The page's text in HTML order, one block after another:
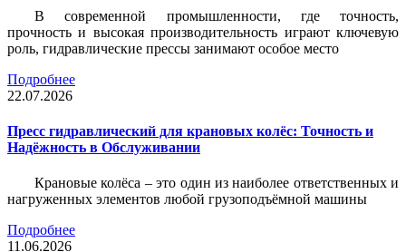
В современной промышленности, где точность,
прочность и высокая производительность играют ключевую
роль, гидравлические прессы занимают особое место
Подробнее
22.07.2026
Пресс гидравлический для крановых колёс: Точность и
Надёжность в Обслуживании
Крановые колёса – это один из наиболее ответственных и
нагруженных элементов любой грузоподъёмной машины
Подробнее
11.06.2026